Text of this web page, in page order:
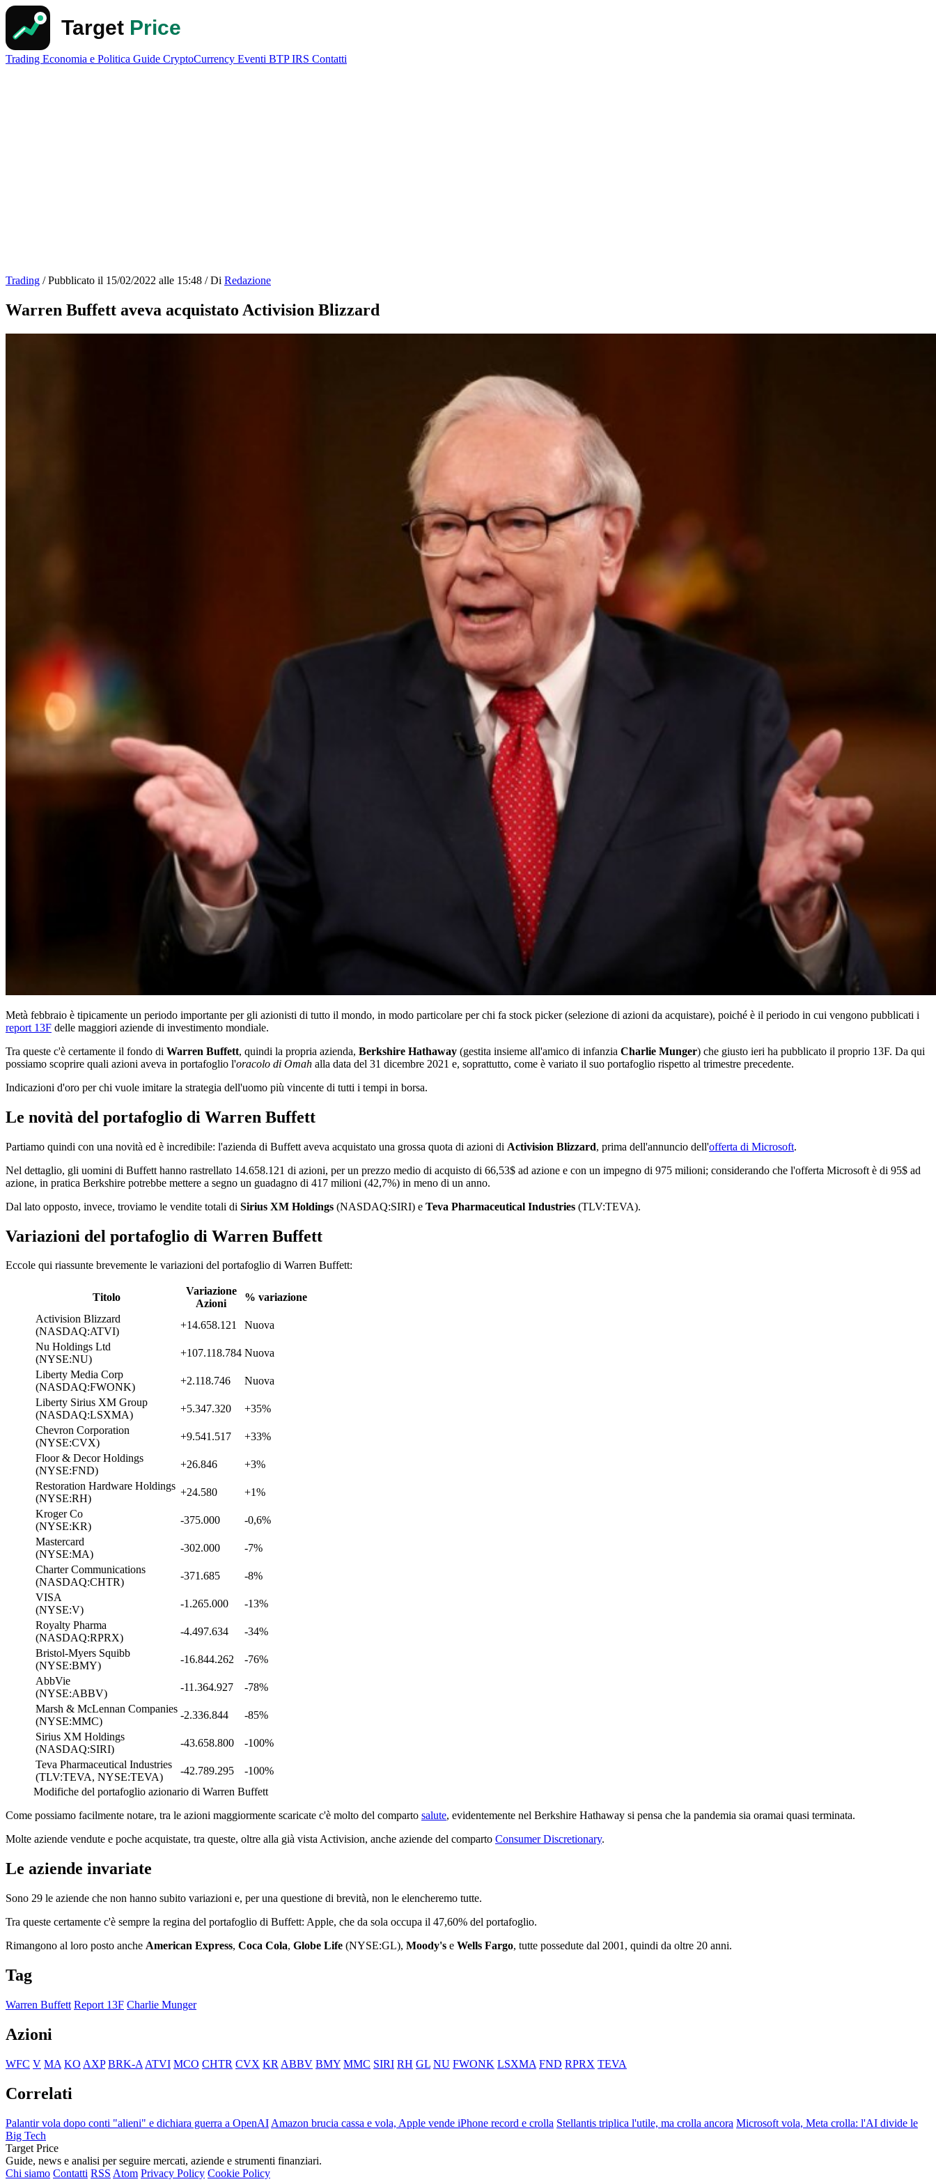
Trading Economia e Politica Guide CryptoCurrency Eventi BTPIRS Contatti
Trading / Pubblicato il 15/02/2022 alle 15:48 / Di Redazione
Warren Buffett aveva acquistato Activision Blizzard
Metà febbraio è tipicamente un periodo importante per gli azionisti di tutto il mondo, in modo particolare per chi fa stock picker (selezione di azioni da acquistare), poiché è il periodo in cui vengono pubblicati i
report 13F delle maggiori aziende di investimento mondiale.
Tra queste c'è certamente il fondo di Warren Buffett, quindi la propria azienda, Berkshire Hathaway (gestita insieme all'amico di infanzia Charlie Munger) che giusto ieri ha pubblicato il proprio 13F. Da qui
possiamo scoprire quali azioni aveva in portafoglio l'oracolo di Omah alla data del 31 dicembre 2021 e, soprattutto, come è variato il suo portafoglio rispetto al trimestre precedente.
Indicazioni d'oro per chi vuole imitare la strategia dell'uomo più vincente di tutti i tempi in borsa.
Le novità del portafoglio di Warren Buffett
Partiamo quindi con una novità ed è incredibile: l'azienda di Buffett aveva acquistato una grossa quota di azioni di Activision Blizzard, prima dell'annuncio dell'offerta di Microsoft.
Nel dettaglio, gli uomini di Buffett hanno rastrellato 14.658.121 di azioni, per un prezzo medio di acquisto di 66,53$ ad azione e con un impegno di 975 milioni; considerando che l'offerta Microsoft è di 95$ ad
azione, in pratica Berkshire potrebbe mettere a segno un guadagno di 417 milioni (42,7%) in meno di un anno.
Dal lato opposto, invece, troviamo le vendite totali di Sirius XM Holdings (NASDAQ:SIRI) e Teva Pharmaceutical Industries (TLV:TEVA).
Variazioni del portafoglio di Warren Buffett
Eccole qui riassunte brevemente le variazioni del portafoglio di Warren Buffett:
Titolo
Variazione
Azioni
% variazione
Activision Blizzard
(NASDAQ:ATVI)
+14.658.121
Nuova
Nu Holdings Ltd
(NYSE:NU)
+107.118.784 Nuova
Liberty Media Corp
(NASDAQ:FWONK)
+2.118.746
Nuova
Liberty Sirius XM Group
(NASDAQ:LSXMA)
+5.347.320
+35%
Chevron Corporation
(NYSE:CVX)
+9.541.517
+33%
Floor & Decor Holdings
(NYSE:FND)
+26.846
+3%
Restoration Hardware Holdings
(NYSE:RH)
+24.580
+1%
Kroger Co
(NYSE:KR)
-375.000
-0,6%
Mastercard
(NYSE:MA)
-302.000
-7%
Charter Communications
(NASDAQ:CHTR)
-371.685
-8%
VISA
(NYSE:V)
-1.265.000
-13%
Royalty Pharma
(NASDAQ:RPRX)
-4.497.634
-34%
Bristol-Myers Squibb
(NYSE:BMY)
-16.844.262
-76%
AbbVie
(NYSE:ABBV)
-11.364.927
-78%
Marsh & McLennan Companies
(NYSE:MMC)
-2.336.844
-85%
Sirius XM Holdings
(NASDAQ:SIRI)
-43.658.800
-100%
Teva Pharmaceutical Industries
(TLV:TEVA, NYSE:TEVA)
-42.789.295
-100%
Modifiche del portafoglio azionario di Warren Buffett
Come possiamo facilmente notare, tra le azioni maggiormente scaricate c'è molto del comparto salute, evidentemente nel Berkshire Hathaway si pensa che la pandemia sia oramai quasi terminata.
Molte aziende vendute e poche acquistate, tra queste, oltre alla già vista Activision, anche aziende del comparto Consumer Discretionary.
Le aziende invariate
Sono 29 le aziende che non hanno subito variazioni e, per una questione di brevità, non le elencheremo tutte.
Tra queste certamente c'è sempre la regina del portafoglio di Buffett: Apple, che da sola occupa il 47,60% del portafoglio.
Rimangono al loro posto anche American Express, Coca Cola, Globe Life (NYSE:GL), Moody's e Wells Fargo, tutte possedute dal 2001, quindi da oltre 20 anni.
Tag
Warren Buffett Report 13F Charlie Munger
Azioni
WFC V MA KO AXP BRK-A ATVI MCO CHTR CVX KR ABBV BMY MMC SIRI RH GL NU FWONK LSXMA FND RPRX TEVA
Correlati
Palantir vola dopo conti "alieni" e dichiara guerra a OpenAI Amazon brucia cassa e vola, Apple vende iPhone record e crolla Stellantis triplica l'utile, ma crolla ancora Microsoft vola, Meta crolla: l'AI divide le
Big Tech
Target Price
Guide, news e analisi per seguire mercati, aziende e strumenti finanziari.
Chi siamo Contatti RSS Atom Privacy Policy Cookie Policy